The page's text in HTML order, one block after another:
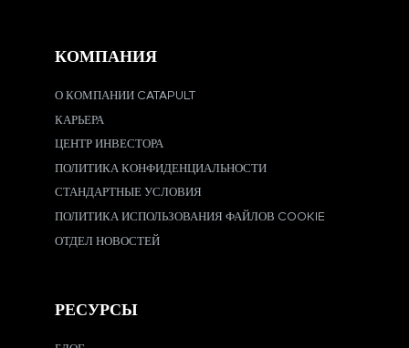
КОМПАНИЯ
О КОМПАНИИ CATAPULT
КАРЬЕРА
ЦЕНТР ИНВЕСТОРА
ПОЛИТИКА КОНФИДЕНЦИАЛЬНОСТИ
СТАНДАРТНЫЕ УСЛОВИЯ
ПОЛИТИКА ИСПОЛЬЗОВАНИЯ ФАЙЛОВ COOKIE
ОТДЕЛ НОВОСТЕЙ
РЕСУРСЫ